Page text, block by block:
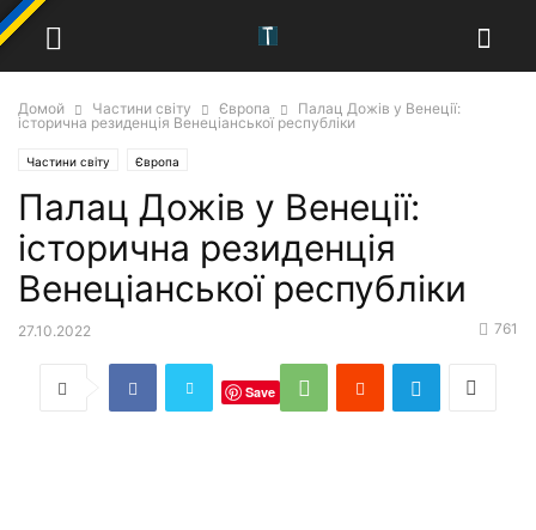
Домой Частини світу Європа
Палац Дожів у Венеції:
історична резиденція Венеціанської республіки
Частини світу Європа
Палац Дожів у Венеції:
історична резиденція
Венеціанської республіки
27.10.2022 761
Save